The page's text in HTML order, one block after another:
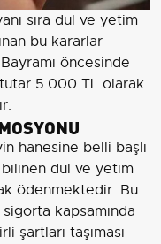
sıra dul ve yetim
bu kararlar
öncesinde
5.000 TL olarak
hanesine belli başlı
bilinen dul ve yetim
ödenmektedir. Bu
kapsamında
şartları taşıması